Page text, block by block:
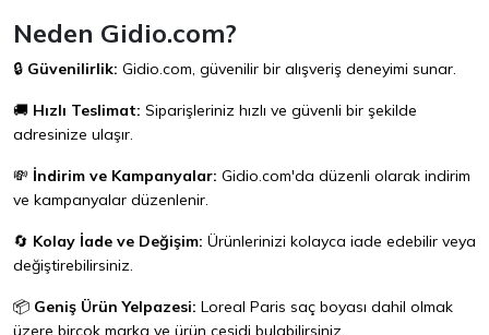
Neden Gidio.com?
🔒 Güvenilirlik: Gidio.com, güvenilir bir alışveriş deneyimi sunar.
🚚 Hızlı Teslimat: Siparişleriniz hızlı ve güvenli bir şekilde
adresinize ulaşır.
💸 İndirim ve Kampanyalar: Gidio.com'da düzenli olarak indirim
ve kampanyalar düzenlenir.
🔄 Kolay İade ve Değişim: Ürünlerinizi kolayca iade edebilir veya
değiştirebilirsiniz.
📦 Geniş Ürün Yelpazesi: Loreal Paris saç boyası dahil olmak
üzere birçok marka ve ürün çeşidi bulabilirsiniz.